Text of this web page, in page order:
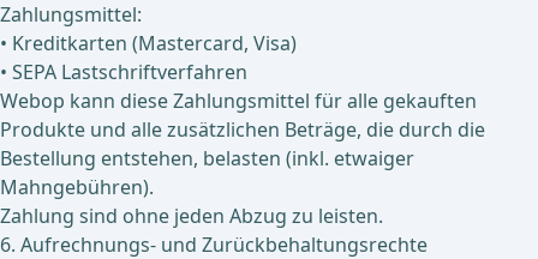
Zahlungsmittel:
• Kreditkarten (Mastercard, Visa)
• SEPA Lastschriftverfahren
Webop kann diese Zahlungsmittel für alle gekauften
Produkte und alle zusätzlichen Beträge, die durch die
Bestellung entstehen, belasten (inkl. etwaiger
Mahngebühren).
Zahlung sind ohne jeden Abzug zu leisten.
6. Aufrechnungs- und Zurückbehaltungsrechte